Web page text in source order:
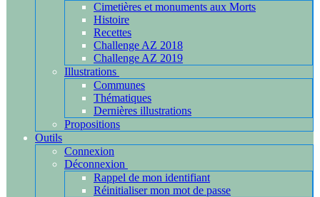
Cimetières et monuments aux Morts
Histoire
Recettes
Challenge AZ 2018
Challenge AZ 2019
Illustrations
Communes
Thématiques
Dernières illustrations
Propositions
Outils
Connexion
Déconnexion
Rappel de mon identifiant
Réinitialiser mon mot de passe